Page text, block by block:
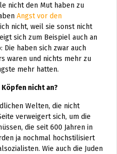
nicht den Mut haben zu
Angst vor den
nicht, weil sie sonst nicht
sich zum Beispiel auch an
Die haben sich zwar auch
waren und nichts mehr zu
mehr hatten.
nicht an?
Welten, die nicht
verweigert sich, um die
die seit 600 Jahren in
ja nochmal hochstilisiert
Wie auch die Juden